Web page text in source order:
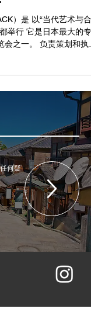
）是 以“当代艺术与合
举行 它是日本最大的专
之一。 负责策划和执
何疑